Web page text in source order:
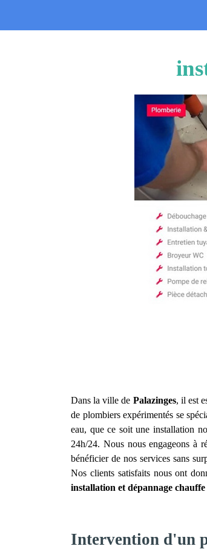
Dans la ville de Palazinges, il est
de plombiers expérimentés se
eau, que ce soit une installation
24h/24. Nous nous engageons à
bénéficier de nos services sans
Nos clients satisfaits nous ont
installation et dépannage chauffe
Intervention d'un